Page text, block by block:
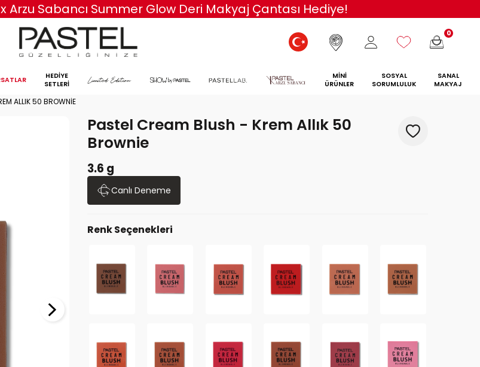
Arzu Sabancı Summer Glow Deri Makyaj Çantası Hediye!
0
HEDİYE
SETLERİ
MİNİ
ÜRÜNLER
SOSYAL
SORUMLULUK
SANAL
MAKYAJ
ALLIK 50 BROWNIE
Pastel Cream Blush - Krem Allık 50
Brownie
3.6 g
Canlı Deneme
Renk Seçenekleri